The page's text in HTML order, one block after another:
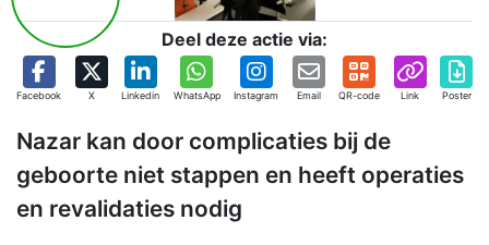
Deel deze actie via:
Facebook X Linkedin WhatsApp Instagram Email QR-code Link Poster
Nazar kan door complicaties bij de
geboorte niet stappen en heeft operaties
en revalidaties nodig